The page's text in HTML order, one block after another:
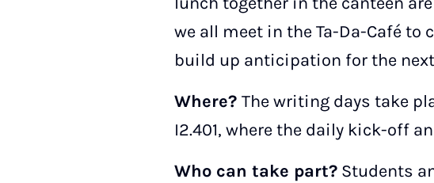
we all meet in the Ta-Da-Café to
build up anticipation for the
Where? The writing days take
I2.401, where the daily kick-off
Who can take part? Students